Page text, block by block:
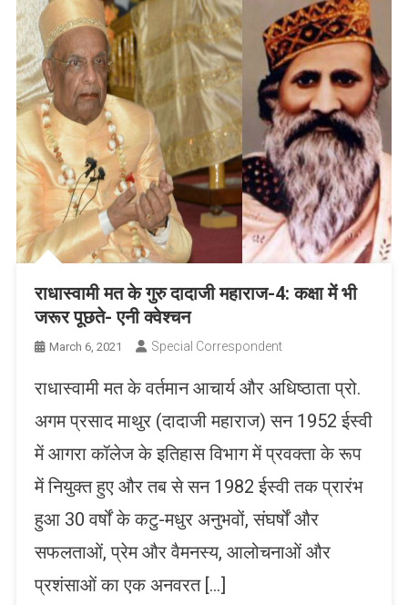
राधास्वामी मत के गुरु दादाजी महाराज-4: कक्षा में भी
जरूर पूछते- एनी क्वेश्चन
March 6, 2021 Special Correspondent
राधास्वामी मत के वर्तमान आचार्य और अधिष्ठाता प्रो.
अगम प्रसाद माथुर (दादाजी महाराज) सन 1952 ईस्वी
में आगरा कॉलेज के इतिहास विभाग में प्रवक्ता के रूप
में नियुक्त हुए और तब से सन 1982 ईस्वी तक प्रारंभ
हुआ 30 वर्षों के कटु-मधुर अनुभवों, संघर्षों और
सफलताओं, प्रेम और वैमनस्य, आलोचनाओं और
प्रशंसाओं का एक अनवरत […]